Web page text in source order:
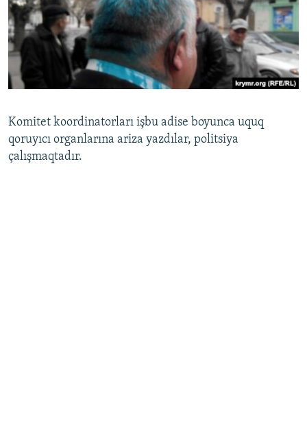
Komitet koordinatorları işbu adise boyunca uquq
qoruyıcı organlarına ariza yazdılar, politsiya
çalışmaqtadır.